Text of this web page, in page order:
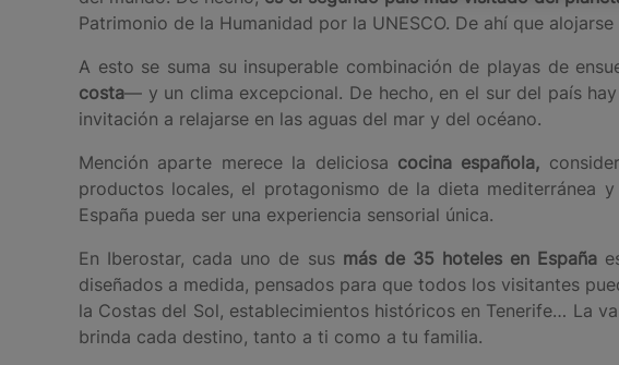
Patrimonio de la Humanidad por la UNESCO. De ahí que
A esto se suma su insuperable combinación de playas de
costa— y un clima excepcional. De hecho, en el sur del país
invitación a relajarse en las aguas del mar y del océano.
Mención aparte merece la deliciosa cocina española,
productos locales, el protagonismo de la dieta mediterránea
España pueda ser una experiencia sensorial única.
En Iberostar, cada uno de sus más de 35 hoteles en España
diseñados a medida, pensados para que todos los visitantes
la Costas del Sol, establecimientos históricos en Tenerife… La
brinda cada destino, tanto a ti como a tu familia.